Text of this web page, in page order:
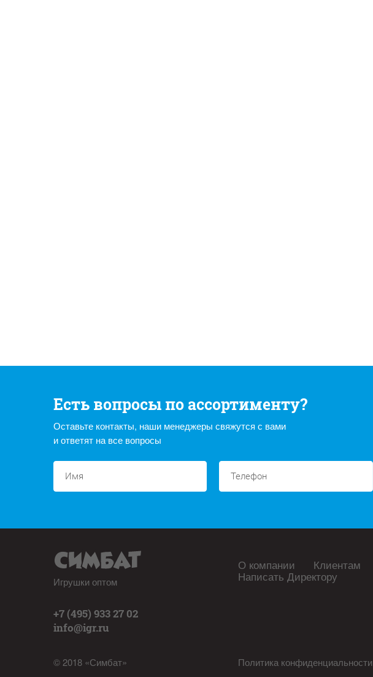
Есть вопросы по ассортименту?
Оставьте контакты, наши менеджеры свяжутся с вами
и ответят на все вопросы
Игрушки оптом
+7 (495) 933 27 02
info@igr.ru
© 2018 «Симбат»
О компании Клиентам
Написать Директору
Политика конфиденциальности